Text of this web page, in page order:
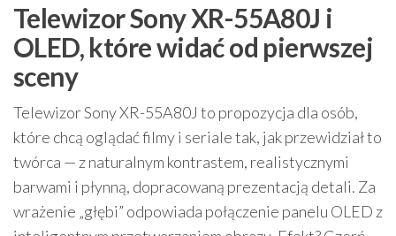
Telewizor Sony XR-55A80J i
OLED, które widać od pierwszej
sceny
Telewizor Sony XR-55A80J to propozycja dla osób,
które chcą oglądać filmy i seriale tak, jak przewidział to
twórca — z naturalnym kontrastem, realistycznymi
barwami i płynną, dopracowaną prezentacją detali. Za
wrażenie „głębi” odpowiada połączenie panelu OLED z